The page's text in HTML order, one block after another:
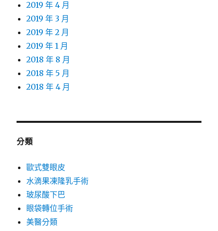
2019 年 4 月
2019 年 3 月
2019 年 2 月
2019 年 1 月
2018 年 8 月
2018 年 5 月
2018 年 4 月
分類
歐式雙眼皮
水滴果凍隆乳手術
玻尿酸下巴
眼袋轉位手術
美醫分類